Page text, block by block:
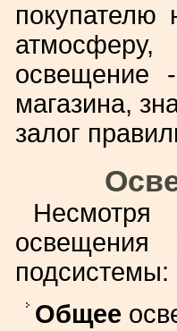
покупателю
освещение
магазина,
залог
освещения
подсистемы:
Общее